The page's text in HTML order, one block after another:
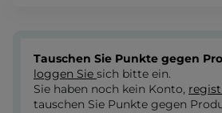
Tauschen Sie Punkte gegen
loggen Sie sich bitte ein.
Sie haben noch kein Konto,
tauschen Sie Punkte gegen